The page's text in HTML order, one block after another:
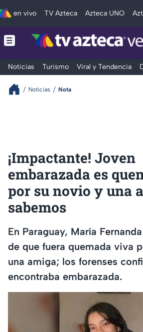
en vivo TV Azteca Azteca UNO
Noticias Turismo Viral y Tendencia
Noticias Nota
¡Impactante! Joven
embarazada es
por su novio y una
sabemos
En Paraguay, María
de que fuera quemada viva
una amiga; los forenses
encontraba embarazada.